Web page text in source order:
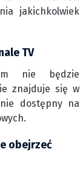
jakichkolwiek
TV
nie będzie
znajduje się w
dostępny na
obejrzeć